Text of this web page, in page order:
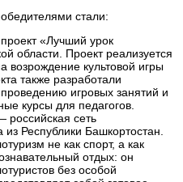
стали:
«Лучший урок
области. Проект реализуется
возрождение культовой игры
также разработали
игровых занятий и
курсы для педагогов.
российская сеть
Республики Башкортостан.
не как спорт, а как
отдых: он
без особой